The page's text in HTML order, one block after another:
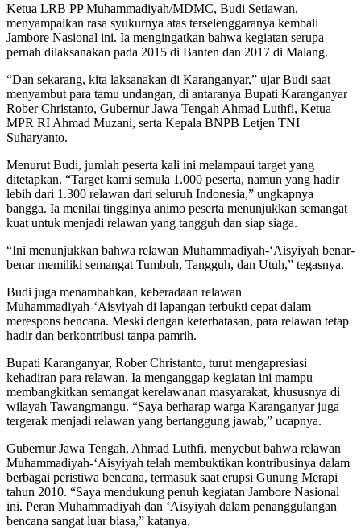
Ketua LRB PP Muhammadiyah/MDMC, Budi Setiawan,
menyampaikan rasa syukurnya atas terselenggaranya kembali
Jambore Nasional ini. Ia mengingatkan bahwa kegiatan serupa
pernah dilaksanakan pada 2015 di Banten dan 2017 di Malang.
“Dan sekarang, kita laksanakan di Karanganyar,” ujar Budi saat
menyambut para tamu undangan, di antaranya Bupati Karanganyar
Rober Christanto, Gubernur Jawa Tengah Ahmad Luthfi, Ketua
MPR RI Ahmad Muzani, serta Kepala BNPB Letjen TNI
Suharyanto.
Menurut Budi, jumlah peserta kali ini melampaui target yang
ditetapkan. “Target kami semula 1.000 peserta, namun yang hadir
lebih dari 1.300 relawan dari seluruh Indonesia,” ungkapnya
bangga. Ia menilai tingginya animo peserta menunjukkan semangat
kuat untuk menjadi relawan yang tangguh dan siap siaga.
“Ini menunjukkan bahwa relawan Muhammadiyah-‘Aisyiyah benar-
benar memiliki semangat Tumbuh, Tangguh, dan Utuh,” tegasnya.
Budi juga menambahkan, keberadaan relawan
Muhammadiyah-‘Aisyiyah di lapangan terbukti cepat dalam
merespons bencana. Meski dengan keterbatasan, para relawan tetap
hadir dan berkontribusi tanpa pamrih.
Bupati Karanganyar, Rober Christanto, turut mengapresiasi
kehadiran para relawan. Ia menganggap kegiatan ini mampu
membangkitkan semangat kerelawanan masyarakat, khususnya di
wilayah Tawangmangu. “Saya berharap warga Karanganyar juga
tergerak menjadi relawan yang bertanggung jawab,” ucapnya.
Gubernur Jawa Tengah, Ahmad Luthfi, menyebut bahwa relawan
Muhammadiyah-‘Aisyiyah telah membuktikan kontribusinya dalam
berbagai peristiwa bencana, termasuk saat erupsi Gunung Merapi
tahun 2010. “Saya mendukung penuh kegiatan Jambore Nasional
ini. Peran Muhammadiyah dan ‘Aisyiyah dalam penanggulangan
bencana sangat luar biasa,” katanya.